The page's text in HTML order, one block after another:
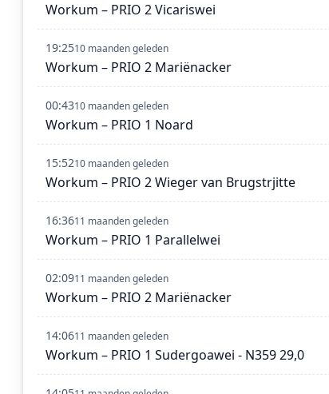
Workum – PRIO 2 Vicariswei
19:2510 maanden geleden
Workum – PRIO 2 Mariënacker
00:4310 maanden geleden
Workum – PRIO 1 Noard
15:5210 maanden geleden
Workum – PRIO 2 Wieger van Brugstrjitte
16:3611 maanden geleden
Workum – PRIO 1 Parallelwei
02:0911 maanden geleden
Workum – PRIO 2 Mariënacker
14:0611 maanden geleden
Workum – PRIO 1 Sudergoawei - N359 29,0